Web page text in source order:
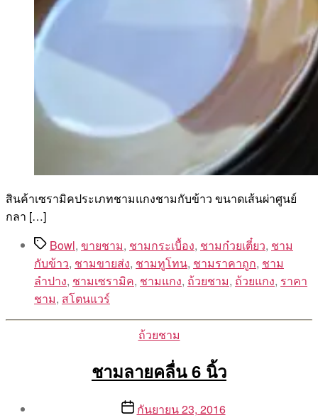
สินค้าเซรามิคประเภทชามแกงชามกับข้าว ขนาดเส้นผ่าศูนย์
กลา […]
TagsBowl, ขายชาม, ชามกระเบื้อง, ชามก๋วยเตี๋ยว, ชาม
กับข้าว, ชามขายส่ง, ชามทูโทน, ชามราคาถูก, ชาม
ลำปาง, ชามเซรามิค, ชามแกง, ถ้วยชาม, ถ้วยแกง, ราคา
ชาม, สโตนแวร์
Categories
ถ้วยชาม
ชามลายคลื่น 6 นิ้ว
Postกันยายน 23, 2016